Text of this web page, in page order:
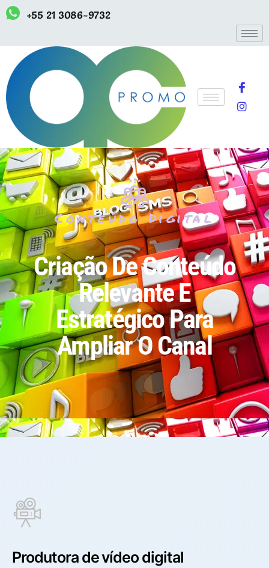
+55 21 3086-9732
Conteúdo Digital
Criação De Conteúdo
Relevante E
Estratégico Para
Ampliar O Canal
Produtora de vídeo digital